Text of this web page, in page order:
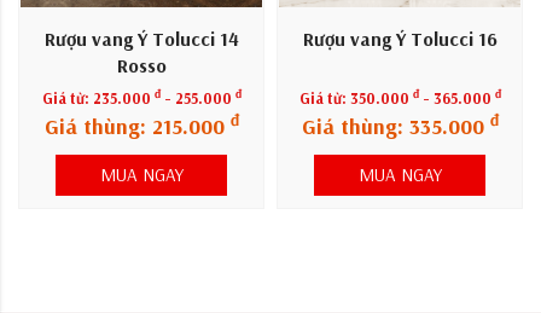
Rượu vang Ý Tolucci 14
Rosso
Giá từ: 235.000 đ- 255.000 đ
Giá thùng: 215.000 đ
MUA NGAY
Rượu vang Ý Tolucci 16
Giá từ: 350.000 đ- 365.000 đ
Giá thùng: 335.000 đ
MUA NGAY